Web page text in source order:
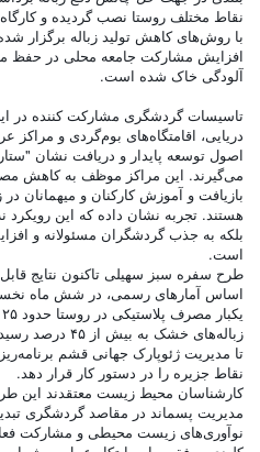
نقاط مختلف روستا نصب گردیده و
با روش‌های کاهش تولید زباله برگزار
افزایش مشارکت جامعه محلی در حفظ
آلودگی خاک شده است.
تاسیسات گردشگری مشارکت کننده در
دریایی، اقامتگاه‌های بوم‌گردی و
اصول توسعه پایدار و دریافت نشان
می‌گیرند. این مراکز موظف به کاهش
بازیافت و آموزش کارکنان و میهمانان
هستند. تجربه نشان داده که این
بلکه به جذب گردشگران مسئولانه و
است.
طرح سفره سبز سهیلی تاکنون نتایج
اساس آمارهای رسمی، در شش ماه
زباله‌های خشک
تا مدیریت ژئوپارک جهانی قشم
نقاط جزیره را در دستور کار قرار دهد.
کارشناسان محیط زیست معتقدند این
مدیریت پسماند در مقاصد گردشگری
نوآوری‌های زیست محیطی و مشارکت